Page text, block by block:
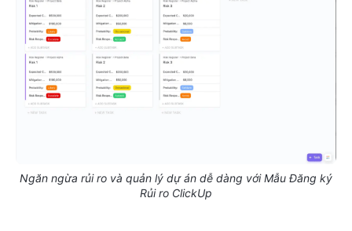
Ngăn ngừa rủi ro và quản lý dự án dễ dàng với Mẫu Đăng ký
Rủi ro ClickUp